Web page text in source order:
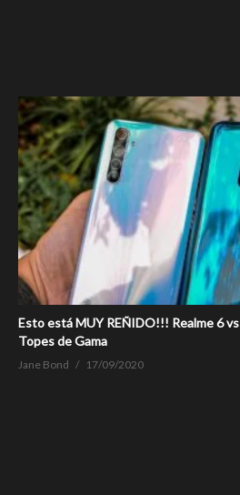
Esto está MUY REÑIDO!!! Realme 6
Topes de Gama
Jane Bond 17/09/2020